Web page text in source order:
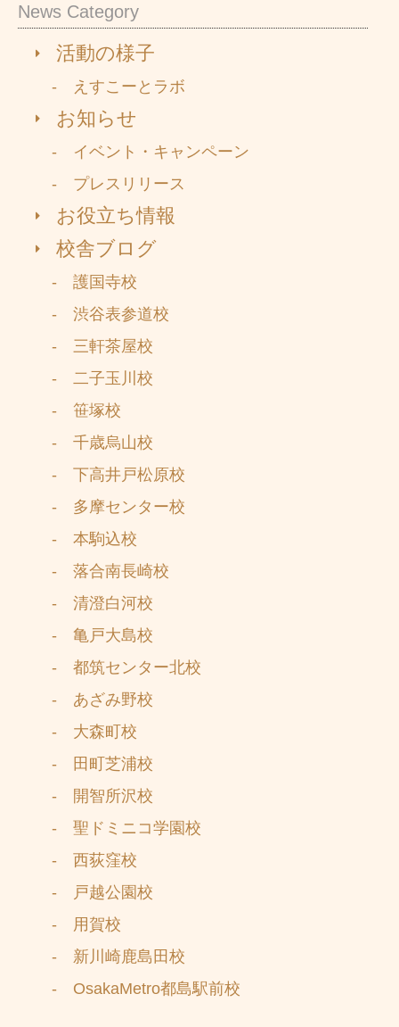
News Category
活動の様子
- えすこーとラボ
お知らせ
- イベント・キャンペーン
- プレスリリース
お役立ち情報
校舎ブログ
- 護国寺校
- 渋谷表参道校
- 三軒茶屋校
- 二子玉川校
- 笹塚校
- 千歳烏山校
- 下高井戸松原校
- 多摩センター校
- 本駒込校
- 落合南長崎校
- 清澄白河校
- 亀戸大島校
- 都筑センター北校
- あざみ野校
- 大森町校
- 田町芝浦校
- 開智所沢校
- 聖ドミニコ学園校
- 西荻窪校
- 戸越公園校
- 用賀校
- 新川崎鹿島田校
- OsakaMetro都島駅前校